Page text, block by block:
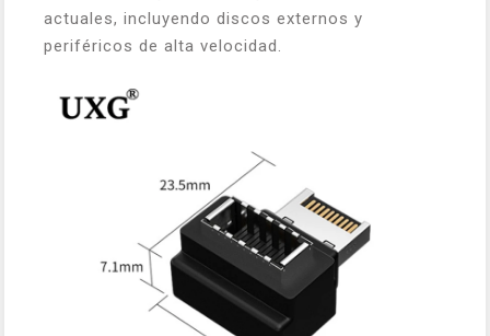
actuales, incluyendo discos externos y
periféricos de alta velocidad.